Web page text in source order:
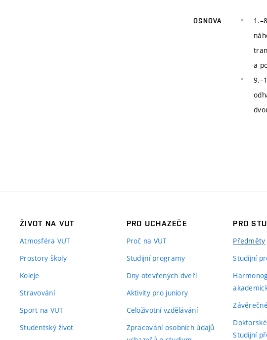
OSNOVA
a
ŽIVOT NA VUT
Atmosféra VUT
Prostory školy
Koleje
Stravování
Sport na VUT
Studentský život
PRO UCHAZEČE
Proč na VUT
Studijní programy
Dny otevřených dveří
Aktivity pro juniory
Celoživotní vzdělávání
Zpracování osobních údajů
PRO
Předměty
Studijní
Studijní